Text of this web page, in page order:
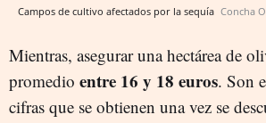
Campos de cultivo afectados por la sequía Concha
Mientras, asegurar una hectárea de
promedio entre 16 y 18 euros. Son
cifras que se obtienen una vez se